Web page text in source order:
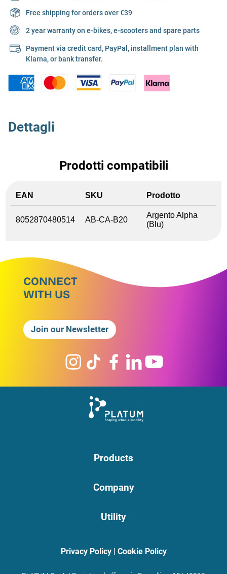
Free shipping for orders over €39
2 year warranty on e-bikes, e-scooters and spare parts
Payment via credit card, PayPal, installment plan with
Klarna, or bank transfer.
Dettagli
Prodotti compatibili
EAN SKU Prodotto
8052870480514 AB-CA-B20
Argento Alpha
(Blu)
CONNECT
WITH US
Join our Newsletter
Products
Company
Utility
Privacy Policy| Cookie Policy